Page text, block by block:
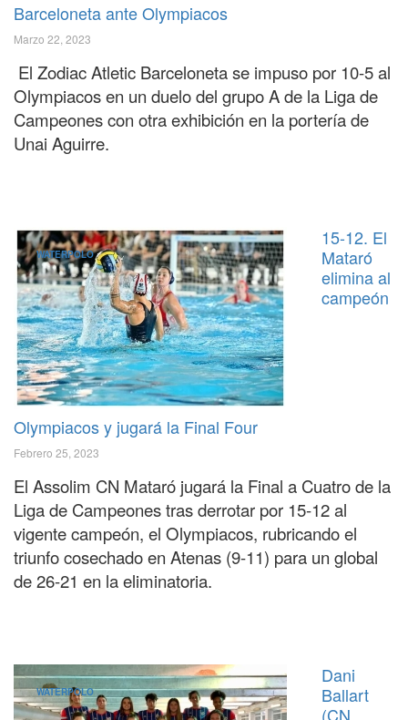
Barceloneta ante Olympiacos
Marzo 22, 2023
El Zodiac Atletic Barceloneta se impuso por 10-5 al
Olympiacos en un duelo del grupo A de la Liga de
Campeones con otra exhibición en la portería de
Unai Aguirre.
WATERPOLO
15-12. El
Mataró
elimina al
campeón
Olympiacos y jugará la Final Four
Febrero 25, 2023
El Assolim CN Mataró jugará la Final a Cuatro de la
Liga de Campeones tras derrotar por 15-12 al
vigente campeón, el Olympiacos, rubricando el
triunfo cosechado en Atenas (9-11) para un global
de 26-21 en la eliminatoria.
WATERPOLO
Dani
Ballart
(CN